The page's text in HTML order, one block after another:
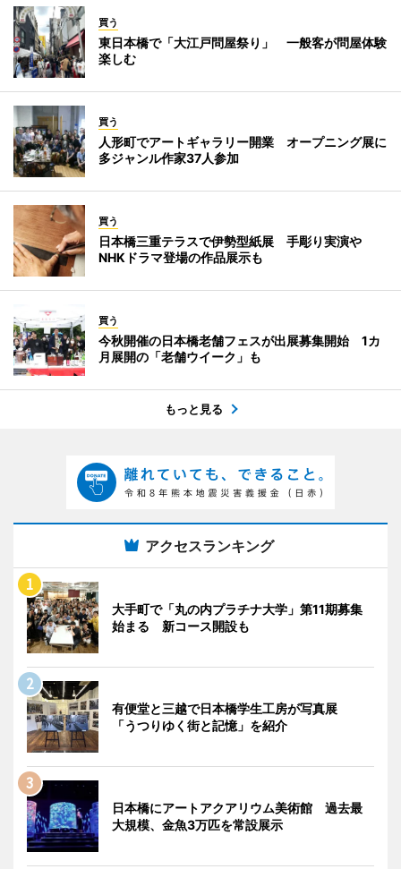
買う
東日本橋で「大江戸問屋祭り」 一般客が問屋体験
楽しむ
買う
人形町でアートギャラリー開業 オープニング展に
多ジャンル作家37人参加
買う
日本橋三重テラスで伊勢型紙展 手彫り実演や
NHKドラマ登場の作品展示も
買う
今秋開催の日本橋老舗フェスが出展募集開始 1カ
月展開の「老舗ウイーク」も
もっと見る
アクセスランキング
大手町で「丸の内プラチナ大学」第11期募集
始まる 新コース開設も
有便堂と三越で日本橋学生工房が写真展
「うつりゆく街と記憶」を紹介
日本橋にアートアクアリウム美術館 過去最
大規模、金魚3万匹を常設展示